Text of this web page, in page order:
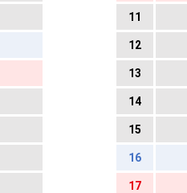
11
12
13
14
15
16
17